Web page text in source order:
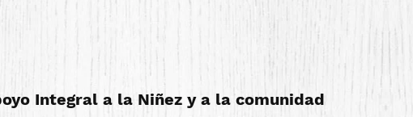
Integral a la Niñez y a la comunidad